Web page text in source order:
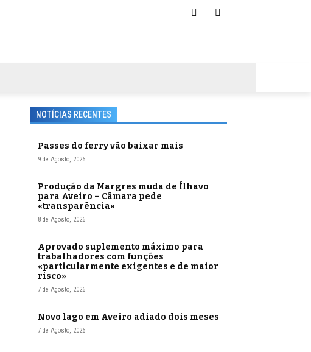
NOTÍCIAS RECENTES
Passes do ferry vão baixar mais
9 de Agosto, 2026
Produção da Margres muda de Ílhavo
para Aveiro – Câmara pede
«transparência»
8 de Agosto, 2026
Aprovado suplemento máximo para
trabalhadores com funções
«particularmente exigentes e de maior
risco»
7 de Agosto, 2026
Novo lago em Aveiro adiado dois meses
7 de Agosto, 2026